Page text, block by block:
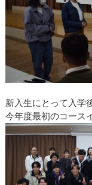
新入生にとって入学
今年度最初のコース